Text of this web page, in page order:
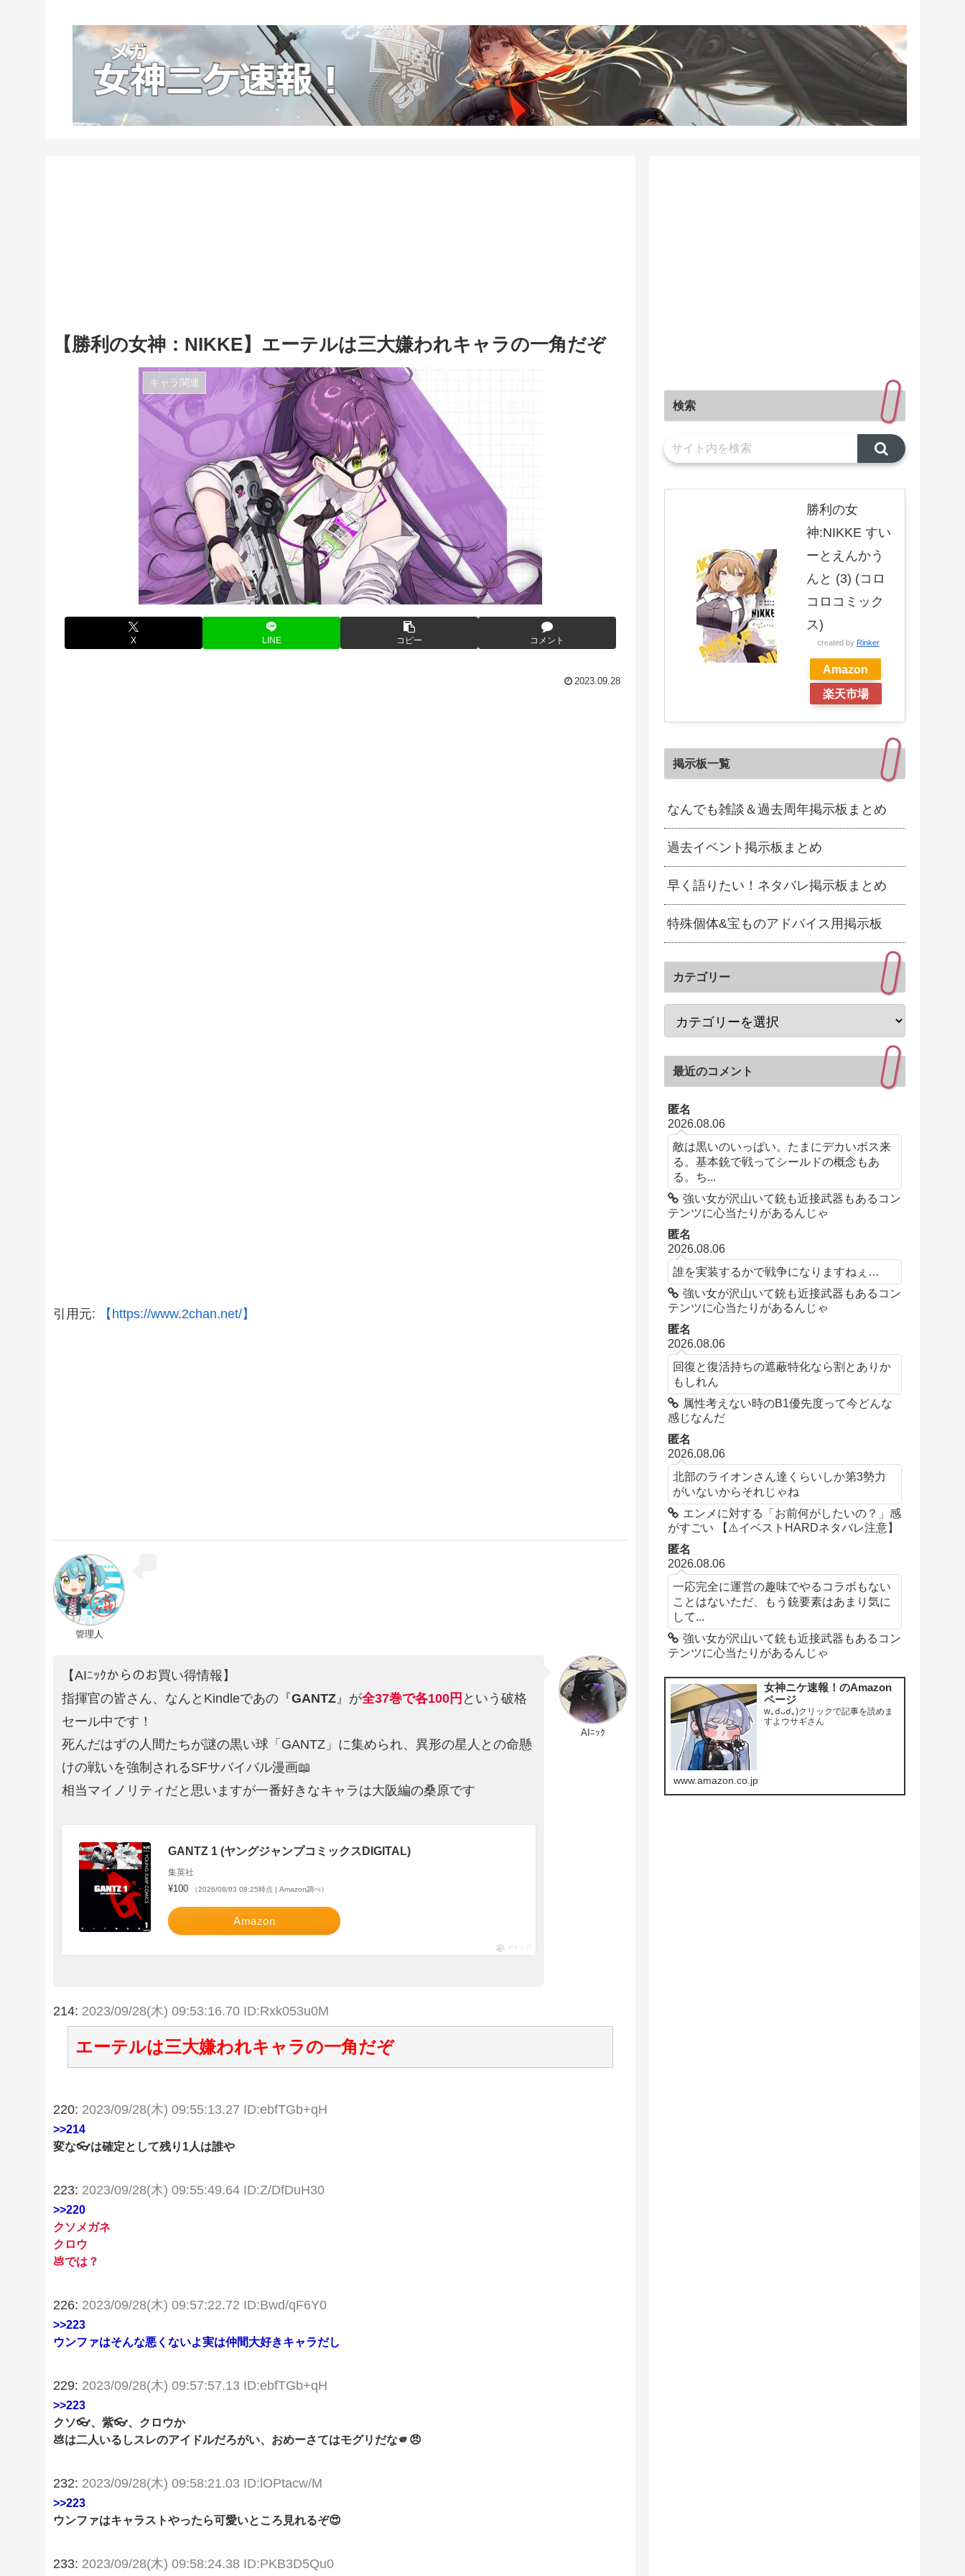
【勝利の女神：NIKKE】エーテルは三大嫌われキャラの一角だぞ
キャラ関連
X LINE コピー コメント
2023.09.28
引用元: 【https://www.2chan.net/】
管理人
AIﾆｯｸ
【AIﾆｯｸからのお買い得情報】
指揮官の皆さん、なんとKindleであの『GANTZ 』が全37巻で各100円 という破格
セール中です！
死んだはずの人間たちが謎の黒い球「GANTZ」に集められ、異形の星人との命懸
けの戦いを強制されるSFサバイバル漫画📖
相当マイノリティだと思いますが一番好きなキャラは大阪編の桑原です
GANTZ 1 (ヤングジャンプコミックスDIGITAL)
集英社
¥100 （2026/08/03 08:25時点 | Amazon調べ）
Amazon
ポチップ
214: 2023/09/28(木) 09:53:16.70 ID:Rxk053u0M
エーテルは三大嫌われキャラの一角だぞ
220: 2023/09/28(木) 09:55:13.27 ID:ebfTGb+qH
>>214
変な👓は確定として残り1人は誰や
223: 2023/09/28(木) 09:55:49.64 ID:Z/DfDuH30
>>220
クソメガネ
クロウ
💩では？
226: 2023/09/28(木) 09:57:22.72 ID:Bwd/qF6Y0
>>223
ウンファはそんな悪くないよ実は仲間大好きキャラだし
229: 2023/09/28(木) 09:57:57.13 ID:ebfTGb+qH
>>223
クソ👓、紫👓、クロウか
💩は二人いるしスレのアイドルだろがい、おめーさてはモグリだな🫵😠
232: 2023/09/28(木) 09:58:21.03 ID:lOPtacw/M
>>223
ウンファはキャラストやったら可愛いところ見れるぞ😍
233: 2023/09/28(木) 09:58:24.38 ID:PKB3D5Qu0
検索
勝利の女
神:NIKKE すい
ーとえんかう
んと (3) (コロ
コロコミック
ス)
created by Rinker
Amazon
楽天市場
掲示板一覧
なんでも雑談＆過去周年掲示板まとめ
過去イベント掲示板まとめ
早く語りたい！ネタバレ掲示板まとめ
特殊個体&宝ものアドバイス用掲示板
カテゴリー
最近のコメント
匿名
2026.08.06
敵は黒いのいっぱい。たまにデカいボス来
る。基本銃で戦ってシールドの概念もあ
る。ち...
強い女が沢山いて銃も近接武器もあるコン
テンツに心当たりがあるんじゃ
匿名
2026.08.06
誰を実装するかで戦争になりますねぇ…
強い女が沢山いて銃も近接武器もあるコン
テンツに心当たりがあるんじゃ
匿名
2026.08.06
回復と復活持ちの遮蔽特化なら割とありか
もしれん
属性考えない時のB1優先度って今どんな
感じなんだ
匿名
2026.08.06
北部のライオンさん達くらいしか第3勢力
がいないからそれじゃね
エンメに対する「お前何がしたいの？」感
がすごい 【⚠️イベストHARDネタバレ注意】
匿名
2026.08.06
一応完全に運営の趣味でやるコラボもない
ことはないただ、もう銃要素はあまり気に
して...
強い女が沢山いて銃も近接武器もあるコン
テンツに心当たりがあるんじゃ
女神ニケ速報！のAmazon
ページ
w｡☌ᴗ☌｡)クリックで記事を読めま
すよウサギさん
www.amazon.co.jp